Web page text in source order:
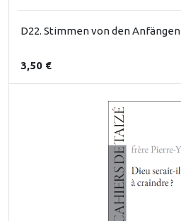
D22. Stimmen von den Anfängen
3,50 €